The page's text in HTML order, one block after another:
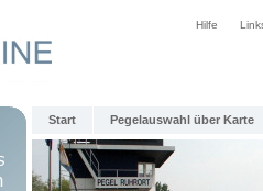
Hilfe
Start Pegelauswahl über Karte